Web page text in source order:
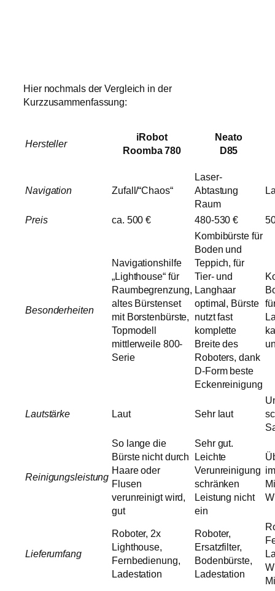
Hier nochmals der Vergleich in der
Kurzzusammenfassung:
Hersteller
iRobot
Roomba 780
Neato
D85
Navigation Zufall/“Chaos“
Laser-
Abtastung
Raum
Preis ca. 500 € 480-530 €
Besonderheiten
Navigationshilfe
„Lighthouse“ für
Raumbegrenzung,
altes Bürstenset
mit Borstenbürste,
Topmodell
mittlerweile 800-
Serie
Kombibürste für
Boden und
Teppich, für
Tier- und
Langhaar
optimal, Bürste
nutzt fast
komplette
Breite des
Roboters, dank
D-Form beste
Eckenreinigung
Lautstärke Laut Sehr laut
Reinigungsleistung
So lange die
Bürste nicht durch
Haare oder
Flusen
verunreinigt wird,
gut
Sehr gut.
Leichte
Verunreinigung
schränken
Leistung nicht
ein
Lieferumfang
Roboter, 2x
Lighthouse,
Fernbedienung,
Ladestation
Roboter,
Ersatzfilter,
Bodenbürste,
Ladestation